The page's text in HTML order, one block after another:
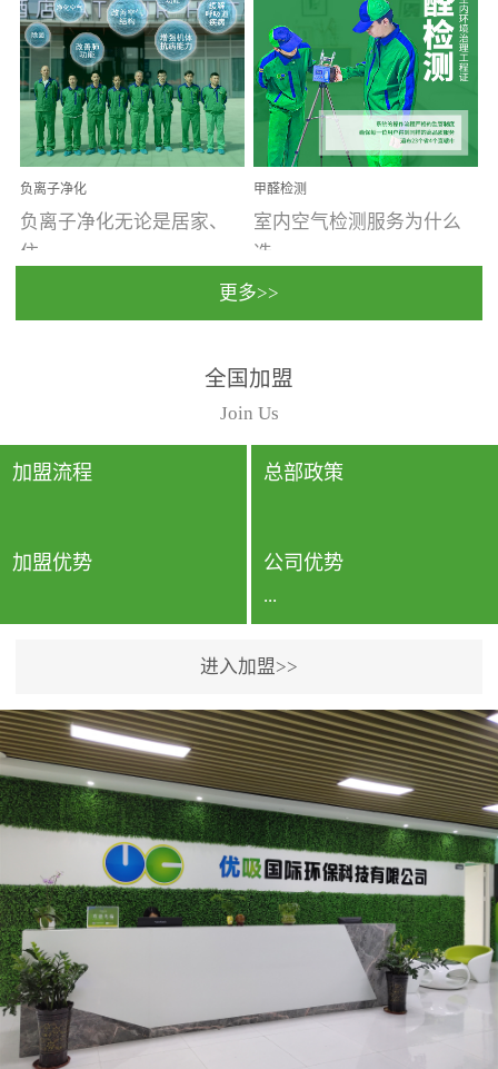
受温度、湿度、基质养
分、通风四个条件影响，
温暖潮湿、营养物质多、
通风缓慢的空间最易滋生
大量霉菌的...
装修完会有甲醛，其实汽
车的甲醛超标问题更为严
重。汽车的空间范围小，
配件、皮具、装饰多，这
些都是汽...
负离子净化
负离子净化无论是居家、
住...
动，人类长时间停留的室
内空间都有整体消毒的需
要。因为空间内人流携带
的、空气...
甲醛检测
室内空气检测服务为什么
选...
行国家规定的标准检测方
法，空气采样量准确，检
测结果可靠，远胜于其他
检测...
更多>>
全国加盟
Join Us
加盟流程 总部政策
加盟优势 公司优势
...
专利保护优势、双甲资质
企业（“室内环境净化治理
甲级施工资质”“室内环境
污染治理资质等级证
书”）、拥有多名高级《环
境工程高级工程师》室内
空气治理资格认证的治理
人员、掌握室内空气净化
治理实用技术和五项专利
技术、八项计算机软件著
作权登记证书等。研发实
进入加盟>>